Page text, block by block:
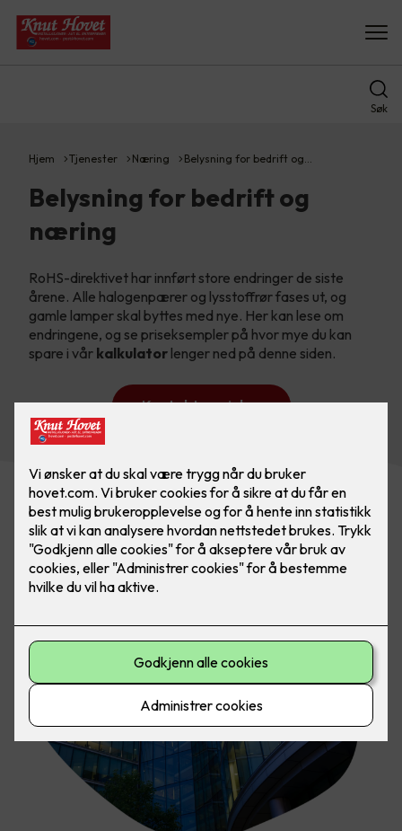
Søk
Hjem Tjenester Næring Belysning for bedrift og…
Belysning for bedrift og
næring
RoHS-direktivet har innført store endringer de siste
årene. Alle halogenpærer og lysstoffrør fases ut, og
gamle lamper skal byttes med nye. Her kan lese om
endringene, og se priseksempler på hvor mye du kan
spare i vår kalkulator lenger ned på denne siden.
Kontakt oss i dag